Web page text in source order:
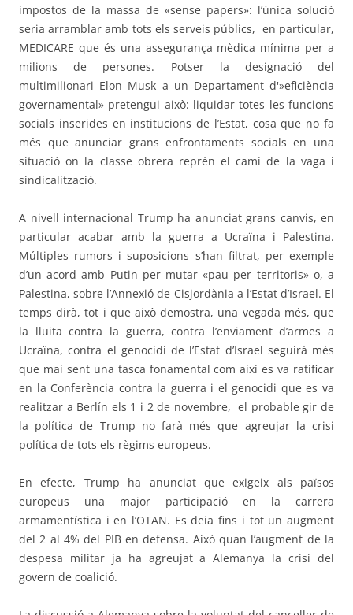
impostos de la massa de «sense papers»: l’única solució
seria arramblar amb tots els serveis públics, en particular,
MEDICARE que és una assegurança mèdica mínima per a
milions de persones. Potser la designació del
multimilionari Elon Musk a un Departament d'»eficiència
governamental» pretengui això: liquidar totes les funcions
socials inserides en institucions de l’Estat, cosa que no fa
més que anunciar grans enfrontaments socials en una
situació on la classe obrera reprèn el camí de la vaga i
sindicalització.
A nivell internacional Trump ha anunciat grans canvis, en
particular acabar amb la guerra a Ucraïna i Palestina.
Múltiples rumors i suposicions s’han filtrat, per exemple
d’un acord amb Putin per mutar «pau per territoris» o, a
Palestina, sobre l’Annexió de Cisjordània a l’Estat d’Israel. El
temps dirà, tot i que això demostra, una vegada més, que
la lluita contra la guerra, contra l’enviament d’armes a
Ucraïna, contra el genocidi de l’Estat d’Israel seguirà més
que mai sent una tasca fonamental com així es va ratificar
en la Conferència contra la guerra i el genocidi que es va
realitzar a Berlín els 1 i 2 de novembre, el probable gir de
la política de Trump no farà més que agreujar la crisi
política de tots els règims europeus.
En efecte, Trump ha anunciat que exigeix als països
europeus una major participació en la carrera
armamentística i en l’OTAN. Es deia fins i tot un augment
del 2 al 4% del PIB en defensa. Això quan l’augment de la
despesa militar ja ha agreujat a Alemanya la crisi del
govern de coalició.